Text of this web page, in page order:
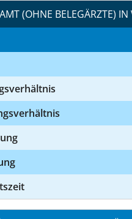
(OHNE BELEGÄRZTE) IN